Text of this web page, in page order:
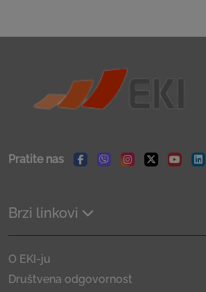
Pratite nas
Facebook
ViberInstagram
Twitter
Brzi linkovi
O EKI-ju
Društvena odgovornost